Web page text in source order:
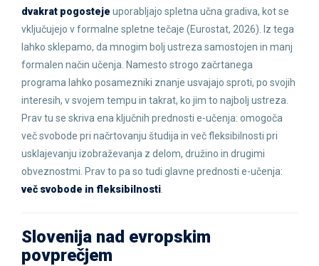
dvakrat pogosteje uporabljajo spletna učna gradiva, kot se
vključujejo v formalne spletne tečaje (Eurostat, 2026). Iz tega
lahko sklepamo, da mnogim bolj ustreza samostojen in manj
formalen način učenja. Namesto strogo začrtanega
programa lahko posamezniki znanje usvajajo sproti, po svojih
interesih, v svojem tempu in takrat, ko jim to najbolj ustreza.
Prav tu se skriva ena ključnih prednosti e-učenja: omogoča
več svobode pri načrtovanju študija in več fleksibilnosti pri
usklajevanju izobraževanja z delom, družino in drugimi
obveznostmi. Prav to pa so tudi glavne prednosti e-učenja:
več svobode in fleksibilnosti
Slovenija nad evropskim
povprečjem